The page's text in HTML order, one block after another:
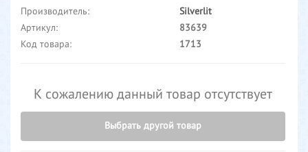
Производитель:
Silverlit
Артикул:
83639
Код товара:
1713
К сожалению данный товар отсутствует
Выбрать другой товар